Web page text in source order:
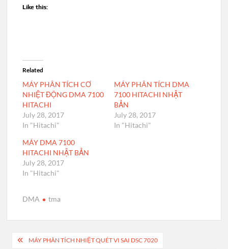
Like this:
Related
MÁY PHÂN TÍCH CƠ
NHIỆT ĐỘNG DMA 7100
HITACHI
July 28, 2017
In "Hitachi"
MÁY PHÂN TÍCH DMA
7100 HITACHI NHẬT
BẢN
July 28, 2017
In "Hitachi"
MÁY DMA 7100
HITACHI NHẬT BẢN
July 28, 2017
In "Hitachi"
DMA tma
PostMÁY PHÂN TÍCH NHIỆT QUÉT VI SAI DSC 7020